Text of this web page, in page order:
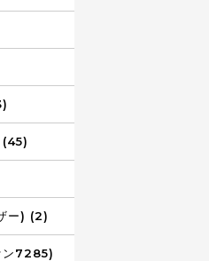
(45)
ー) (2)
ン7285)